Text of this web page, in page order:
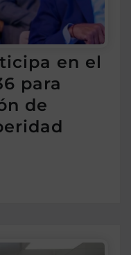
en el
para
de